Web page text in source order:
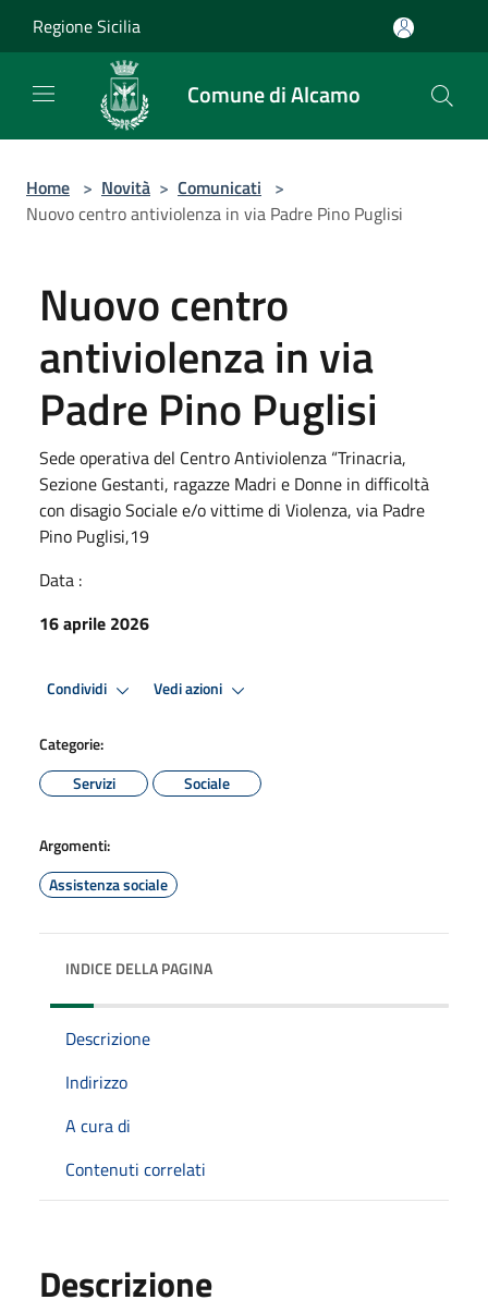
Regione Sicilia
Comune di Alcamo
Home > Novità > Comunicati >
Nuovo centro antiviolenza in via Padre Pino Puglisi
Nuovo centro
antiviolenza in via
Padre Pino Puglisi
Sede operativa del Centro Antiviolenza “Trinacria,
Sezione Gestanti, ragazze Madri e Donne in difficoltà
con disagio Sociale e/o vittime di Violenza, via Padre
Pino Puglisi,19
Data :
16 aprile 2026
Condividi Vedi azioni
Categorie:
Servizi
Sociale
Argomenti:
Assistenza sociale
INDICE DELLA PAGINA
Descrizione
Indirizzo
A cura di
Contenuti correlati
Descrizione